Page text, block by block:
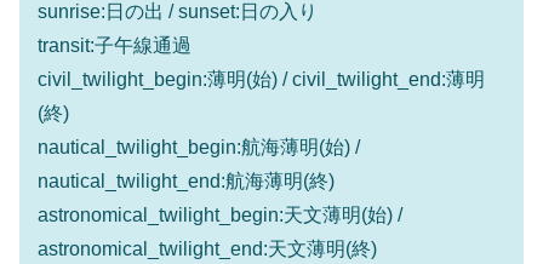
sunrise:日の出 / sunset:日の入り
transit:子午線通過
civil_twilight_begin:薄明(始) / civil_twilight_end:薄明
(終)
nautical_twilight_begin:航海薄明(始) /
nautical_twilight_end:航海薄明(終)
astronomical_twilight_begin:天文薄明(始) /
astronomical_twilight_end:天文薄明(終)